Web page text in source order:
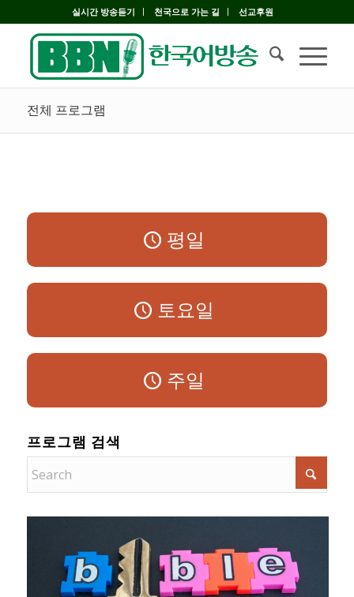
실시간 방송듣기 천국으로 가는 길 선교후원
전체 프로그램
평일
토요일
주일
프로그램 검색